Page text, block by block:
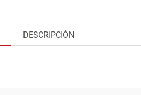
DESCRIPCIÓN